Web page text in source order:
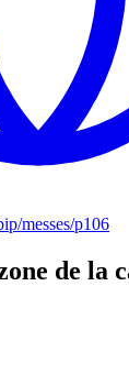
messes/p106
de la